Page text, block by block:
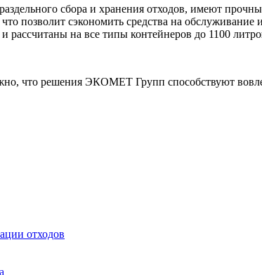
сбора и хранения отходов, имеют
позволит сэкономить средства на
на все типы контейнеров до 1100
что решения ЭКОМЕТ Групп способствуют
отходов